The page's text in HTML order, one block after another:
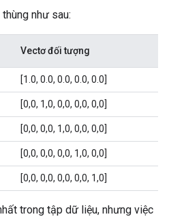
như sau:
Vectơ đối tượng
[1.0, 0.0, 0.0, 0.0, 0.0]
[0,0, 1,0, 0,0, 0,0, 0,0]
[0,0, 0,0, 1,0, 0,0, 0,0]
[0,0, 0,0, 0,0, 1,0, 0,0]
[0,0, 0,0, 0,0, 0,0, 1,0]
trong tập dữ liệu, nhưng việc